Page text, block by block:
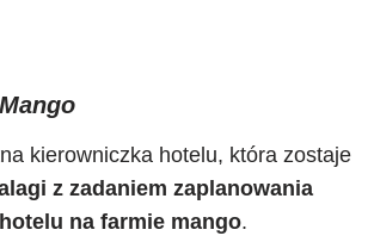
Mango
kierowniczka hotelu, która zostaje
z zadaniem zaplanowania
na farmie mango.